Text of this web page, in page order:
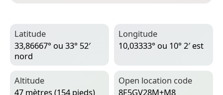
Latitude
33,86667° ou 33° 52′
nord
Longitude
10,03333° ou 10° 2′ est
Altitude
47 mètres (154 pieds)
Open location code
8F5GV28M+M8